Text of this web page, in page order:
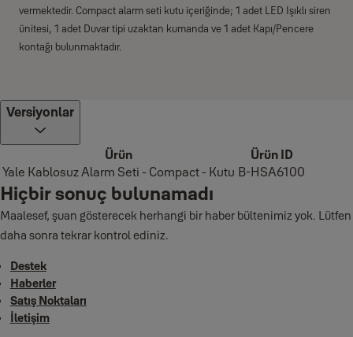
vermektedir. Compact alarm seti kutu içeriğinde; 1 adet LED Işıklı siren
ünitesi, 1 adet Duvar tipi uzaktan kumanda ve 1 adet Kapı/Pencere
kontağı bulunmaktadır.
Versiyonlar
Ürün
Ürün ID
Yale Kablosuz Alarm Seti - Compact - Kutu B-HSA6100
Hiçbir sonuç bulunamadı
Maalesef, şuan gösterecek herhangi bir haber bültenimiz yok. Lütfen
daha sonra tekrar kontrol ediniz.
Destek
Haberler
Satış Noktaları
İletişim